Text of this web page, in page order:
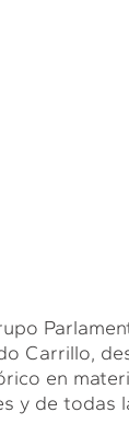
Carrillo,
en
y de todas